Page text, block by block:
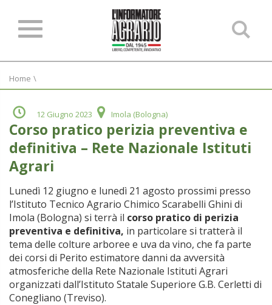
Home \
12 Giugno 2023 Imola (Bologna)
Corso pratico perizia preventiva e
definitiva – Rete Nazionale Istituti
Agrari
Lunedì 12 giugno e lunedì 21 agosto prossimi presso
l’Istituto Tecnico Agrario Chimico Scarabelli Ghini di
Imola (Bologna) si terrà il corso pratico di perizia
preventiva e definitiva, in particolare si tratterà il
tema delle colture arboree e uva da vino, che fa parte
dei corsi di Perito estimatore danni da avversità
atmosferiche della Rete Nazionale Istituti Agrari
organizzati dall’Istituto Statale Superiore G.B. Cerletti di
Conegliano (Treviso).